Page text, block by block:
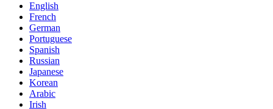
English
French
German
Portuguese
Spanish
Russian
Japanese
Korean
Arabic
Irish